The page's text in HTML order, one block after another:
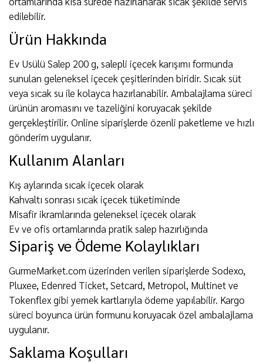
edilebilir.
Ürün Hakkında
Ev Usülü Salep 200 g, salepli içecek karışımı formunda
sunulan geleneksel içecek çeşitlerinden biridir. Sıcak süt
veya sıcak su ile kolayca hazırlanabilir. Ambalajlama süreci
ürünün aromasını ve tazeliğini koruyacak şekilde
gerçekleştirilir. Online siparişlerde özenli paketleme ve hızlı
gönderim uygulanır.
Kullanım Alanları
Kış aylarında sıcak içecek olarak
Kahvaltı sonrası sıcak içecek tüketiminde
Misafir ikramlarında geleneksel içecek olarak
Ev ve ofis ortamlarında pratik salep hazırlığında
Sipariş ve Ödeme Kolaylıkları
GurmeMarket.com üzerinden verilen siparişlerde Sodexo,
Pluxee, Edenred Ticket, Setcard, Metropol, Multinet ve
Tokenflex gibi yemek kartlarıyla ödeme yapılabilir. Kargo
süreci boyunca ürün formunu koruyacak özel ambalajlama
uygulanır.
Saklama Koşulları